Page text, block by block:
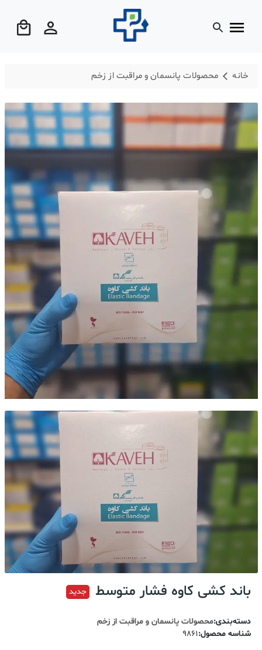
خانه محصولات پانسمان و مراقبت از زخم
باند کشی کاوه فشار متوسط جدید
دسته‌بندی:محصولات پانسمان و مراقبت از زخم
شناسه محصول:
9861